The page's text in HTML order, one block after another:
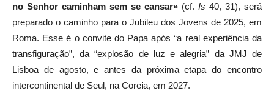
no Senhor caminham sem se cansar» (cf. Is 40, 31), será
preparado o caminho para o Jubileu dos Jovens de 2025, em
Roma. Esse é o convite do Papa após “a real experiência da
transfiguração”, da “explosão de luz e alegria” da JMJ de
Lisboa de agosto, e antes da próxima etapa do encontro
intercontinental de Seul, na Coreia, em 2027.